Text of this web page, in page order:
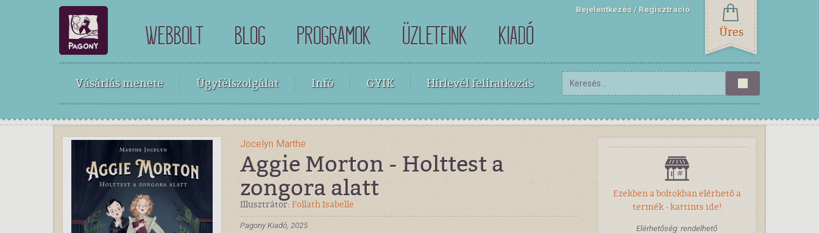
WEBBOLT BLOG PROGRAMOK ÜZLETEINK KIADÓ
Bejelentkezés Regisztráció
Üres
Vásárlás menete Ügyfélszolgálat Infó GYIK Hírlevél feliratkozás
Jocelyn Marthe
Aggie Morton - Holttest a
zongora alatt
Illusztrátor:Follath Isabelle
Pagony Kiadó, 2025
Ezekben a boltokban elérhető a
termék - kattints ide!
Elérhetőség: rendelhető